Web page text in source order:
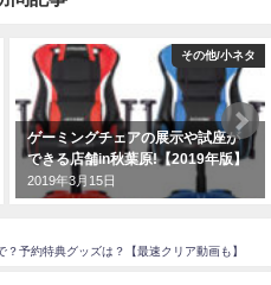
その他/小ネタ
ゲーミングチェアの展示や試座が
できる店舗in秋葉原!【2019年版】
2019年3月15日
？予約特典グッズは？【最速クリア動画も】